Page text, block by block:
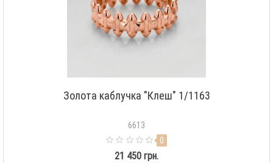
Золота каблучка "Клеш" 1/1163
6613
0
21 450 грн.